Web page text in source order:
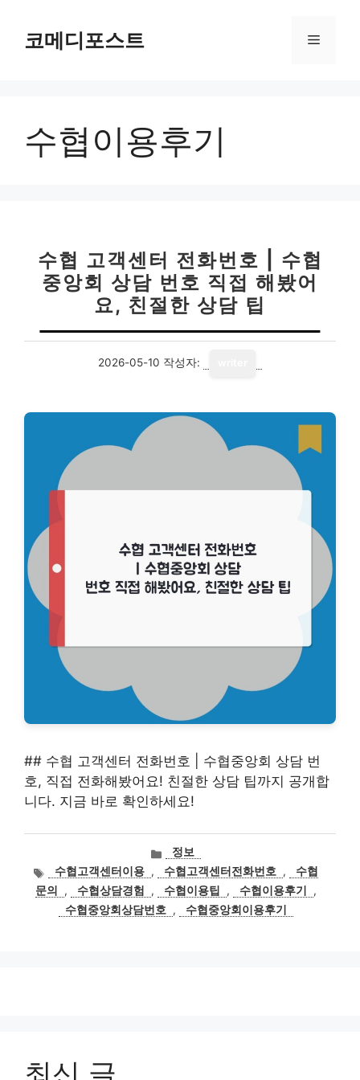
코메디포스트 메
수협이용후기
수협 고객센터 전화번호 | 수협
중앙회 상담 번호 직접 해봤어
요, 친절한 상담 팁
2026-05-10 작성자:
## 수협 고객센터 전화번호 | 수협중앙회 상담 번
호, 직접 전화해봤어요! 친절한 상담 팁까지 공개합
니다. 지금 바로 확인하세요!
카
테
고
리
정보
태
그
수협고객센터이용 , 수협고객센터전화번호 ,
수협
문의
, 수협상담경험 , 수협이용팁 , 수협이용후기
,
수협중앙회상담번호
, 수협중앙회이용후기
최신 글